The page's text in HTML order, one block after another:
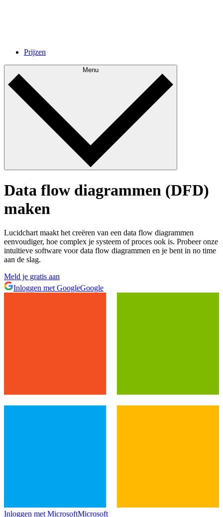
Prijzen
Menu
Data flow diagrammen (DFD)
maken
Lucidchart maakt het creëren van een data flow diagrammen
eenvoudiger, hoe complex je systeem of proces ook is. Probeer onze
intuïtieve software voor data flow diagrammen en je bent in no time
aan de slag.
Meld je gratis aan
Inloggen met GoogleGoogle
Inloggen met MicrosoftMicrosoft